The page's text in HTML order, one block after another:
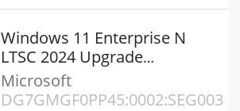
Windows 11 Enterprise N
LTSC 2024 Upgrade
(Nonprofit)
Microsoft
DG7GMGF0PP45:0002:SEG003